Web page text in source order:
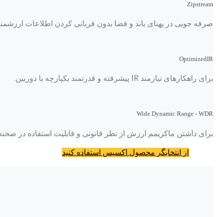
Zipstream
صرفه جویی در پهنای باند و فضا بدون قربانی کردن اطلاعات
OptimizedIR
برای راهکارهای نیازمند IR پیشرفته و قدرتمند یکپارچه با دوربین.
Wide Dynamic Range - WDR
برای داشتن ماکزیمم ارزش از نظر قانونی و قابلیت استفاده در
از انتخابگر محصول اکسیس استفاده کنید